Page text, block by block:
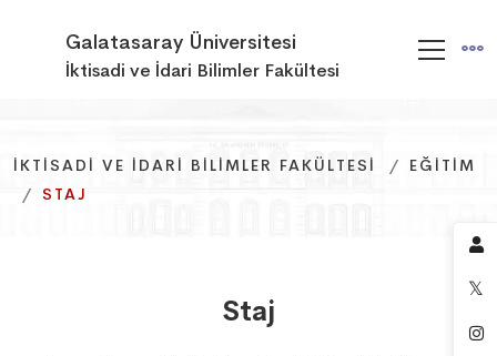
Galatasaray Üniversitesi
İktisadi ve İdari Bilimler Fakültesi
İKTISADI VE İDARI BILIMLER FAKÜLTESI
EĞITIM
STAJ
İKTISADI VE İDARI BILIMLER FAKÜLTESI
EĞITIM
STAJ
İKTISADI VE İDARI BILIMLER FAKÜLTESI
EĞITIM
STAJ
Staj